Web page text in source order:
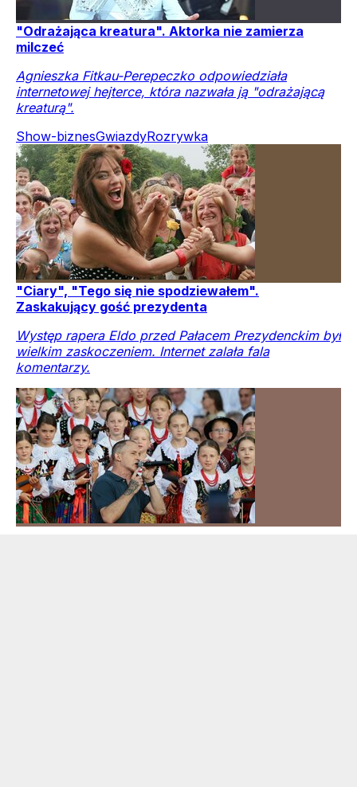
"Odrażająca kreatura". Aktorka nie zamierza
milczeć
Agnieszka Fitkau-Perepeczko odpowiedziała
internetowej hejterce, która nazwała ją "odrażającą
kreaturą".
Show-biznesGwiazdyRozrywka
"Ciary", "Tego się nie spodziewałem".
Zaskakujący gość prezydenta
Występ rapera Eldo przed Pałacem Prezydenckim był
wielkim zaskoczeniem. Internet zalała fala
komentarzy.